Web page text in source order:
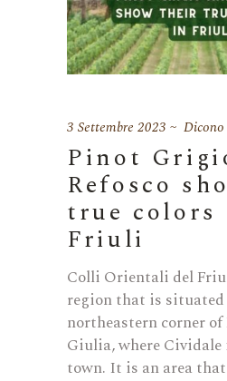
3 Settembre 2023
Pinot
Refosco
true colors
Friuli
Colli Orientali del
region that is
northeastern corner
Giulia, where
town. It is an area